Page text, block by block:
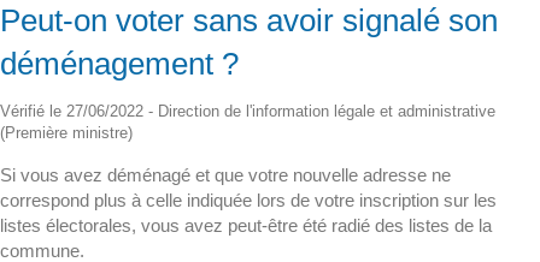
Peut-on voter sans avoir signalé son
déménagement ?
Vérifié le 27/06/2022 - Direction de l'information légale et administrative
(Première ministre)
Si vous avez déménagé et que votre nouvelle adresse ne
correspond plus à celle indiquée lors de votre inscription sur les
listes électorales, vous avez peut-être été radié des listes de la
commune.